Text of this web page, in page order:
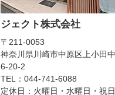
ジェクト株式会社
〒211-0053
神奈川県川崎市中原区上小田中
6-20-2
TEL：044-741-6088
定休日：火曜日・水曜日・祝日